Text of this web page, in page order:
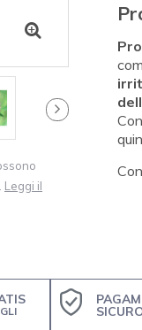
Leggi il